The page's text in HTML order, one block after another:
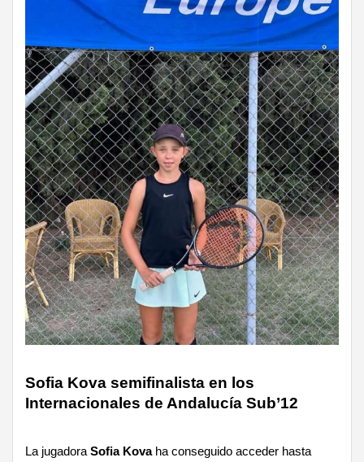
Sofia Kova semifinalista en los
Internacionales de Andalucía Sub’12
La jugadora Sofia Kovaha conseguido acceder hasta